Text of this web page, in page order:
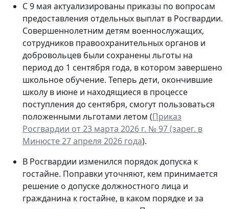
С 9 мая актуализированы приказы по вопросам
предоставления отдельных выплат в Росгвардии.
Совершеннолетним детям военнослужащих,
сотрудников правоохранительных органов и
добровольцев были сохранены льготы на
период до 1 сентября года, в котором завершено
школьное обучение. Теперь дети, окончившие
школу в июне и находящиеся в процессе
поступления до сентября, смогут пользоваться
положенными льготами летом (Приказ
Росгвардии от 23 марта 2026 г. № 97 (зарег. в
Минюсте 27 апреля 2026 года).
В Росгвардии изменился порядок допуска к
гостайне. Поправки уточняют, кем принимается
решение о допуске должностного лица и
гражданина к гостайне, в каком порядке и за